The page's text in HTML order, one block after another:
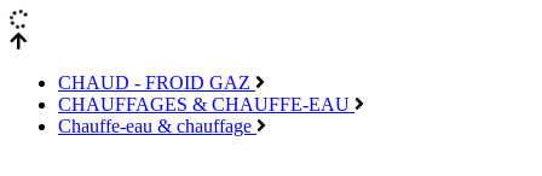
CHAUD - FROID GAZ
CHAUFFAGES & CHAUFFE-EAU
Chauffe-eau & chauffage